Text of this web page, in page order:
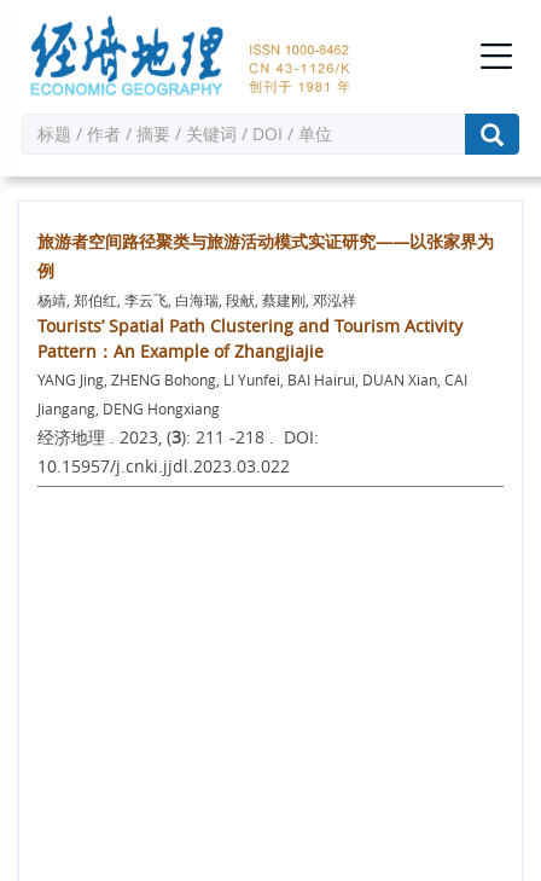
旅游者空间路径聚类与旅游活动模式实证研究——以张家界为
例
杨靖, 郑伯红, 李云飞, 白海瑞, 段献, 蔡建刚, 邓泓祥
Tourists’ Spatial Path Clustering and Tourism Activity
Pattern：An Example of Zhangjiajie
YANG Jing, ZHENG Bohong, LI Yunfei, BAI Hairui, DUAN Xian, CAI
Jiangang, DENG Hongxiang
经济地理 . 2023, (3): 211 -218 . DOI:
10.15957/j.cnki.jjdl.2023.03.022